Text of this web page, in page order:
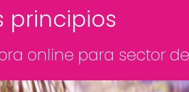
principios
online para sector